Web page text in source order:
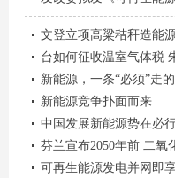
文登立项高粱秸秆造能
台如何征收温室气体税
新能源，一条“必须”走
新能源竞争扑面而来
中国发展新能源势在必
芬兰宣布2050年前 二氧
可再生能源发电并网即